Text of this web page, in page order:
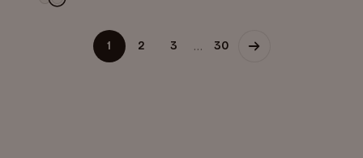
1 2 3 … 30